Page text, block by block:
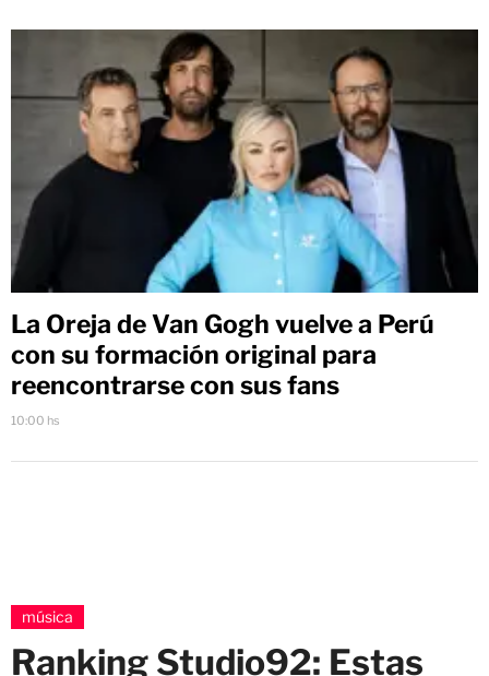
La Oreja de Van Gogh vuelve a Perú
con su formación original para
reencontrarse con sus fans
10:00 hs
música
Ranking Studio92: Estas